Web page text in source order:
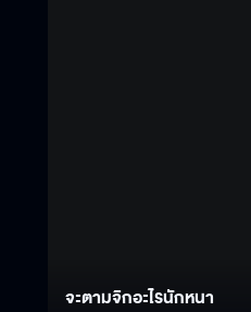
จะตามจิกอะไรนักหนา